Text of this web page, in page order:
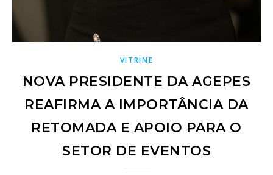
VITRINE
NOVA PRESIDENTE DA AGEPES
REAFIRMA A IMPORTÂNCIA DA
RETOMADA E APOIO PARA O
SETOR DE EVENTOS